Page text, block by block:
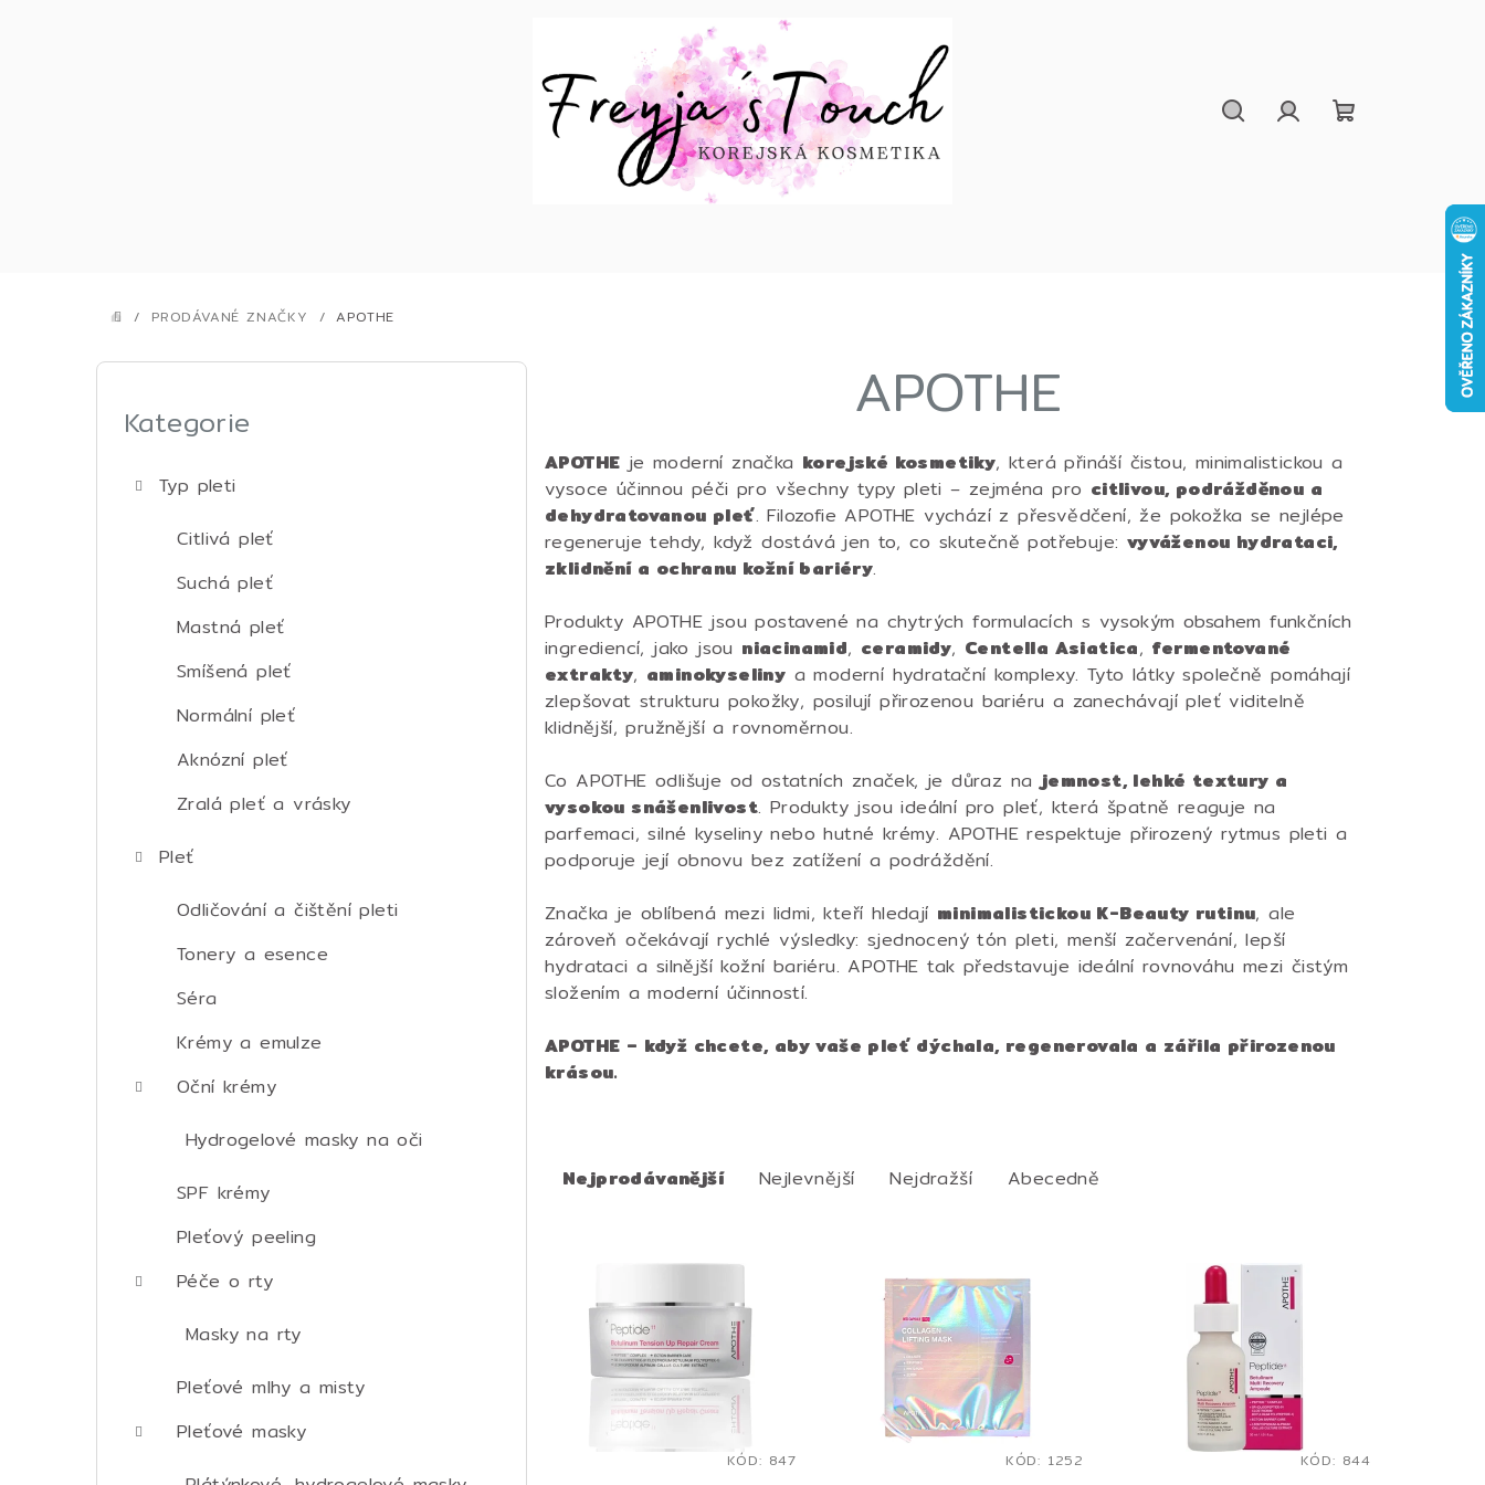
DOMŮ
/ PRODÁVANÉ ZNAČKY / APOTHE
P
Přeskočit
kategorie
Kategorie
Typ pleti
Citlivá pleť
Suchá pleť
Mastná pleť
Smíšená pleť
Normální pleť
Aknózní pleť
Zralá pleť a vrásky
Pleť
Odličování a čištění pleti
Tonery a esence
Séra
Krémy a emulze
Oční krémy
Hydrogelové masky na oči
SPF krémy
Pleťový peeling
Péče o rty
Masky na rty
Pleťové mlhy a misty
Pleťové masky
APOTHE
APOTHE je moderní značka korejské kosmetiky, která přináší čistou, minimalistickou a
vysoce účinnou péči pro všechny typy pleti – zejména pro citlivou, podrážděnou a
dehydratovanou pleť. Filozofie APOTHE vychází z přesvědčení, že pokožka se nejlépe
regeneruje tehdy, když dostává jen to, co skutečně potřebuje: vyváženou hydrataci,
zklidnění a ochranu kožní bariéry.
Produkty APOTHE jsou postavené na chytrých formulacích s vysokým obsahem funkčních
ingrediencí, jako jsou niacinamid, ceramidy, Centella Asiatica, fermentované
extrakty, aminokyseliny a moderní hydratační komplexy. Tyto látky společně pomáhají
zlepšovat strukturu pokožky, posilují přirozenou bariéru a zanechávají pleť viditelně
klidnější, pružnější a rovnoměrnou.
Co APOTHE odlišuje od ostatních značek, je důraz najemnost, lehké textury a
vysokou snášenlivost. Produkty jsou ideální pro pleť, která špatně reaguje na
parfemaci, silné kyseliny nebo hutné krémy. APOTHE respektuje přirozený rytmus pleti a
podporuje její obnovu bez zatížení a podráždění.
Značka je oblíbená mezi lidmi, kteří hledají minimalistickou K-Beauty rutinu, ale
zároveň očekávají rychlé výsledky: sjednocený tón pleti, menší začervenání, lepší
hydrataci a silnější kožní bariéru. APOTHE tak představuje ideální rovnováhu mezi čistým
složením a moderní účinností.
APOTHE – když chcete, aby vaše pleť dýchala, regenerovala a zářila přirozenou
krásou.
aNejprodávanější Nejlevnější Nejdražší Abecedně
KÓD: 847 KÓD: 1252 KÓD: 844